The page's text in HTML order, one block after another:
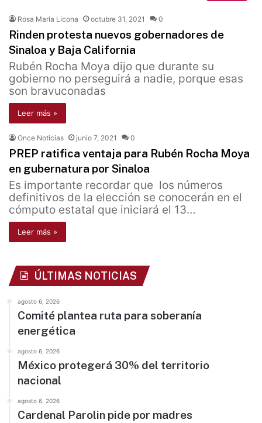
Rosa María Licona octubre 31, 2021 0
Rinden protesta nuevos gobernadores de
Sinaloa y Baja California
Rubén Rocha Moya dijo que durante su
gobierno no perseguirá a nadie, porque esas
son bravuconadas
Leer más »
Once Noticias junio 7, 2021 0
PREP ratifica ventaja para Rubén Rocha Moya
en gubernatura por Sinaloa
Es importante recordar que los números
definitivos de la elección se conocerán en el
cómputo estatal que iniciará el 13…
Leer más »
ÚLTIMAS NOTICIAS
agosto 6, 2026
Comité plantea ruta para soberanía
energética
agosto 6, 2026
México protegerá 30% del territorio
nacional
agosto 6, 2026
Cardenal Parolin pide por madres